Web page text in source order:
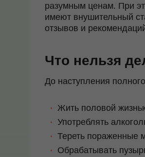
разумным ценам. При
имеют внушительный
отзывов и
Что нельзя
До наступления
Жить половой
Употреблять
Тереть пораженные
Обрабатывать